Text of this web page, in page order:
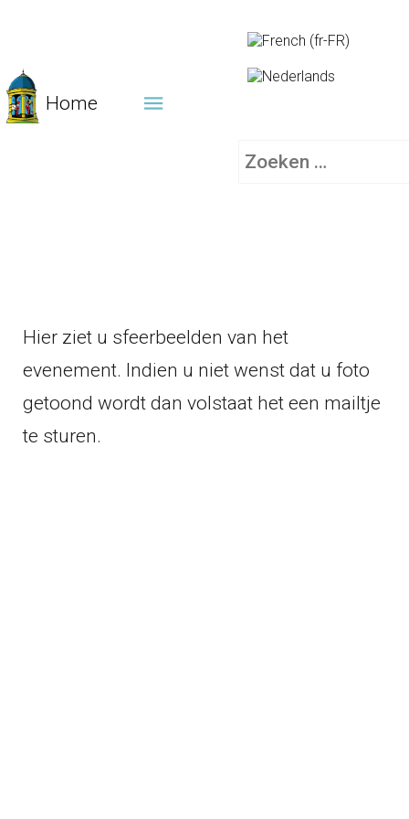
Home
Zoeken
Hier ziet u sfeerbeelden van het
evenement. Indien u niet wenst dat u foto
getoond wordt dan volstaat het een mailtje
te sturen.